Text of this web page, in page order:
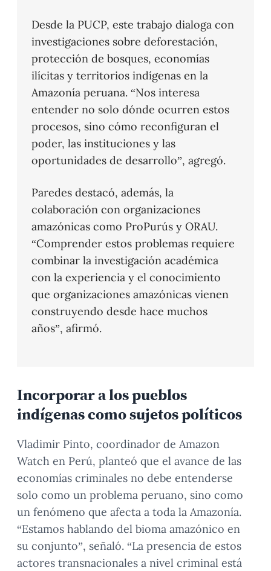
Desde la PUCP, este trabajo dialoga con
investigaciones sobre deforestación,
protección de bosques, economías
ilícitas y territorios indígenas en la
Amazonía peruana. “Nos interesa
entender no solo dónde ocurren estos
procesos, sino cómo reconfiguran el
poder, las instituciones y las
oportunidades de desarrollo”, agregó.
Paredes destacó, además, la
colaboración con organizaciones
amazónicas como ProPurús y ORAU.
“Comprender estos problemas requiere
combinar la investigación académica
con la experiencia y el conocimiento
que organizaciones amazónicas vienen
construyendo desde hace muchos
años”, afirmó.
Incorporar a los pueblos
indígenas como sujetos políticos
Vladimir Pinto, coordinador de Amazon
Watch en Perú, planteó que el avance de las
economías criminales no debe entenderse
solo como un problema peruano, sino como
un fenómeno que afecta a toda la Amazonía.
“Estamos hablando del bioma amazónico en
su conjunto”, señaló. “La presencia de estos
actores transnacionales a nivel criminal está